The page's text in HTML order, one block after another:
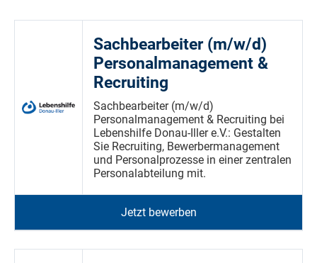
Sachbearbeiter (m/w/d)
Personalmanagement &
Recruiting
Sachbearbeiter (m/w/d)
Personalmanagement & Recruiting bei
Lebenshilfe Donau-Iller e.V.: Gestalten
Sie Recruiting, Bewerbermanagement
und Personalprozesse in einer zentralen
Personalabteilung mit.
Jetzt bewerben